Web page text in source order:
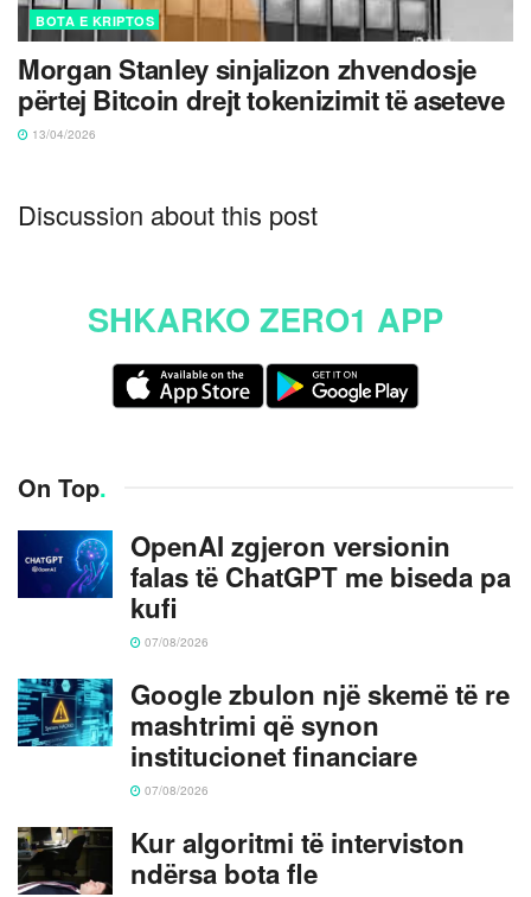
BOTA E KRIPTOS
Morgan Stanley sinjalizon zhvendosje
përtej Bitcoin drejt tokenizimit të aseteve
13/04/2026
Discussion about this post
SHKARKO ZERO1 APP
On Top.
OpenAI zgjeron versionin
falas të ChatGPT me biseda pa
kufi
07/08/2026
Google zbulon një skemë të re
mashtrimi që synon
institucionet financiare
07/08/2026
Kur algoritmi të interviston
ndërsa bota fle